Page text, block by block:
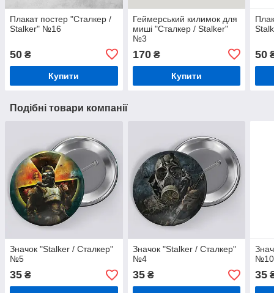
Плакат постер "Сталкер /
Stalker" №16
50 ₴
Купити
Геймерський килимок для
миші "Сталкер / Stalker"
№3
170₴
Купити
50
Подібні товари компанії
Значок "Stalker / Сталкер"
№5
35 ₴
Значок "Stalker / Сталкер"
№4
35₴
№10
35